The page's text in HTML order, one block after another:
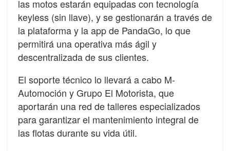
las motos estarán equipadas con tecnología
keyless (sin llave), y se gestionarán a través de
la plataforma y la app de PandaGo, lo que
permitirá una operativa más ágil y
descentralizada de sus clientes.
El soporte técnico lo llevará a cabo M-
Automoción y Grupo El Motorista, que
aportarán una red de talleres especializados
para garantizar el mantenimiento integral de
las flotas durante su vida útil.